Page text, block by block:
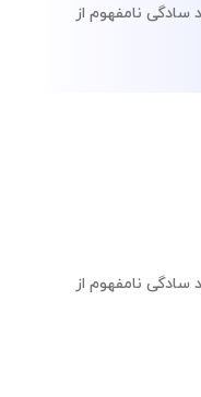
نامفهوم از
نامفهوم از